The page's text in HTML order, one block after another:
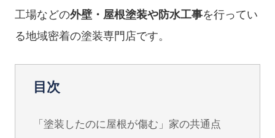
工場などの外壁・屋根塗装や防水工事を行ってい
る地域密着の塗装専門店です。
目次
「塗装したのに屋根が傷む」家の共通点